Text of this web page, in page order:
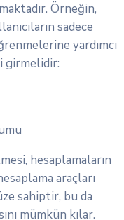
Örneğin,
sadece
yardımcı
girmelidir:
hesaplamaların
araçları
sahiptir, bu da
mümkün kılar.